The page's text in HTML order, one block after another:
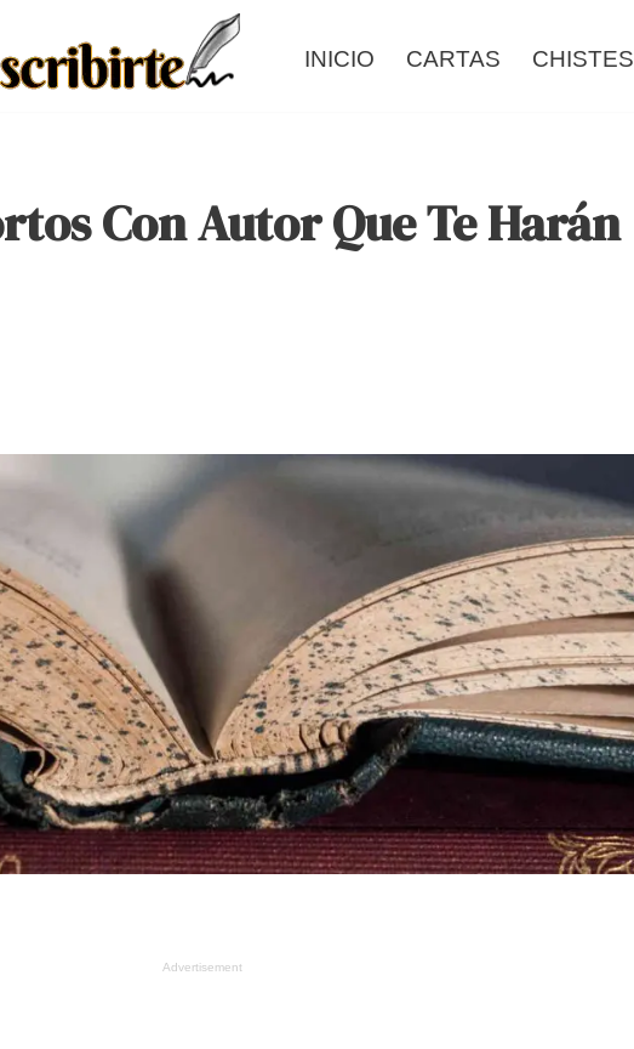
INICIO CARTAS CHISTES
Con Autor Que Te Harán
Advertisement